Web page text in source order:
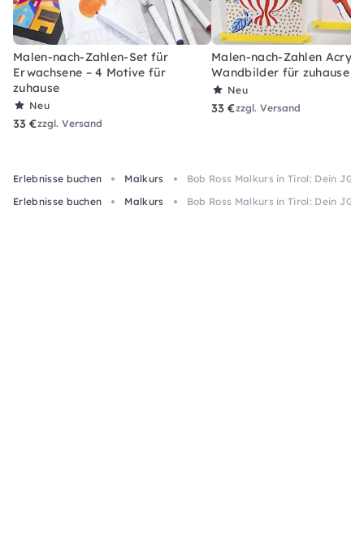
Malen-nach-Zahlen-Set für
Erwachsene – 4 Motive für
zuhause
Neu
33 €zzgl. Versand
Malen-nach-Zahlen Acryl-
Wandbilder für zuhause
Neu
33 €zzgl. Versand
Erlebnisse buchen Malkurs
Bob Ross Malkurs in Tirol: Dein
Erlebnisse buchen
Malkurs Bob Ross Malkurs in Tirol: Dein